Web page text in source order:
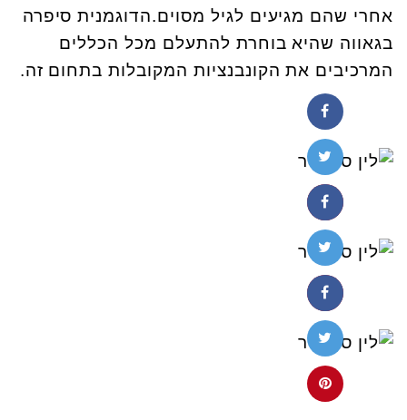
אחרי שהם מגיעים לגיל מסוים.הדוגמנית סיפרה
בגאווה שהיא בוחרת להתעלם מכל הכללים
המרכיבים את הקונבנציות המקובלות בתחום זה.